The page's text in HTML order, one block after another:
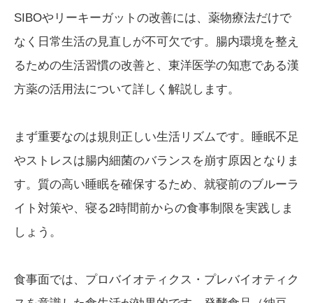
SIBOやリーキーガットの改善には、薬物療法だけで
なく日常生活の見直しが不可欠です。腸内環境を整え
るための生活習慣の改善と、東洋医学の知恵である漢
方薬の活用法について詳しく解説します。
まず重要なのは規則正しい生活リズムです。睡眠不足
やストレスは腸内細菌のバランスを崩す原因となりま
す。質の高い睡眠を確保するため、就寝前のブルーラ
イト対策や、寝る2時間前からの食事制限を実践しま
しょう。
食事面では、プロバイオティクス・プレバイオティク